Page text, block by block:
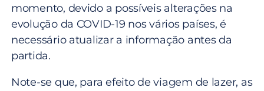
momento, devido a possíveis alterações na
evolução da COVID-19 nos vários países, é
necessário atualizar a informação antes da
partida.
Note-se que, para efeito de viagem de lazer, as